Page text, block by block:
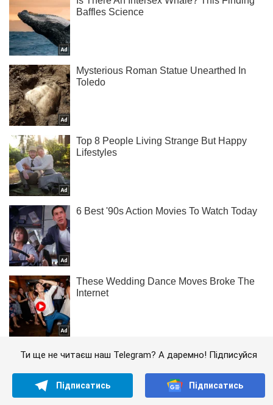
Ти ще не читаєш наш Telegram? А даремно! Підписуйся
Підписатись Підписатись